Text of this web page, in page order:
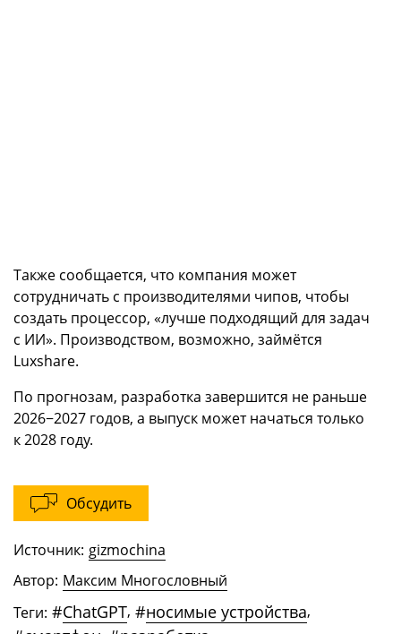
Также сообщается, что компания может
сотрудничать с производителями чипов, чтобы
создать процессор, «лучше подходящий для задач
с ИИ». Производством, возможно, займётся
Luxshare.
По прогнозам, разработка завершится не раньше
2026−2027 годов, а выпуск может начаться только
к 2028 году.
Обсудить
Источник: gizmochina
Автор: Максим Многословный
Теги: #ChatGPT, #носимые устройства,